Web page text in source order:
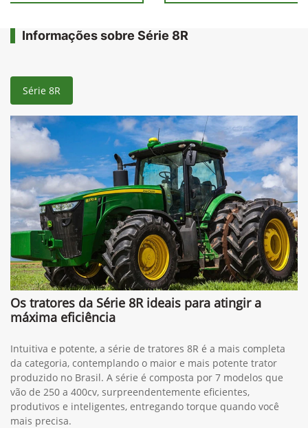
Informações sobre Série 8R
Série 8R
Os tratores da Série 8R ideais para atingir a
máxima eficiência
Intuitiva e potente, a série de tratores 8R é a mais completa
da categoria, contemplando o maior e mais potente trator
produzido no Brasil. A série é composta por 7 modelos que
vão de 250 a 400cv, surpreendentemente eficientes,
produtivos e inteligentes, entregando torque quando você
mais precisa.